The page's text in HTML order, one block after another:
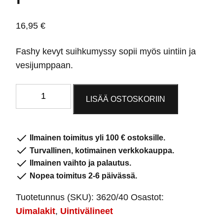
16,95 €
Fashy kevyt suihkumyssy sopii myös uintiin ja
vesijumppaan.
LISÄÄ OSTOSKORIIN
Ilmainen toimitus yli 100 € ostoksille.
Turvallinen, kotimainen verkkokauppa.
Ilmainen vaihto ja palautus.
Nopea toimitus 2-6 päivässä.
Tuotetunnus (SKU): 3620/40 Osastot:
Uimalakit, Uintivälineet